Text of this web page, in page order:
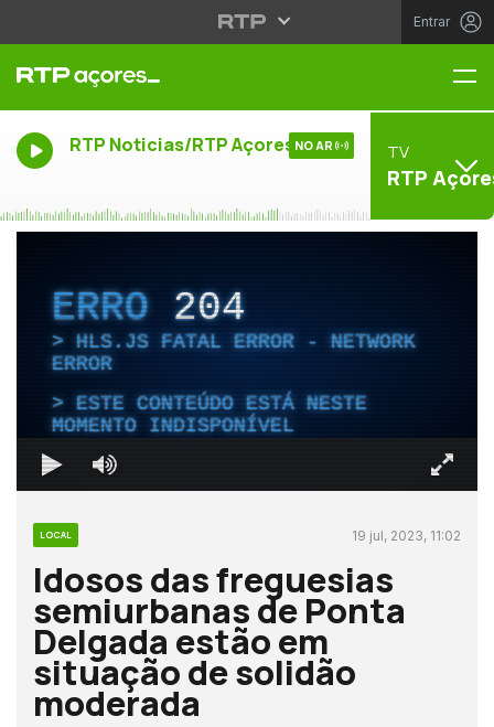
Entrar
RTP Noticias/RTP Açores NO AR TV
RTP
ERRO204
HLS.JS FATAL ERROR - NETWORK
ERROR
ESTE CONTEÚDO ESTÁ NESTE
MOMENTO INDISPONÍVEL
LOCAL 19 jul, 2023, 11:02
Idosos das freguesias
semiurbanas de Ponta
Delgada estão em
situação de solidão
moderada